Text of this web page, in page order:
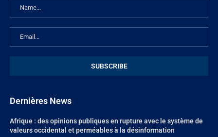
Dernières News
Afrique : des opinions publiques en rupture avec le système de
valeurs occidental et perméables à la désinformation